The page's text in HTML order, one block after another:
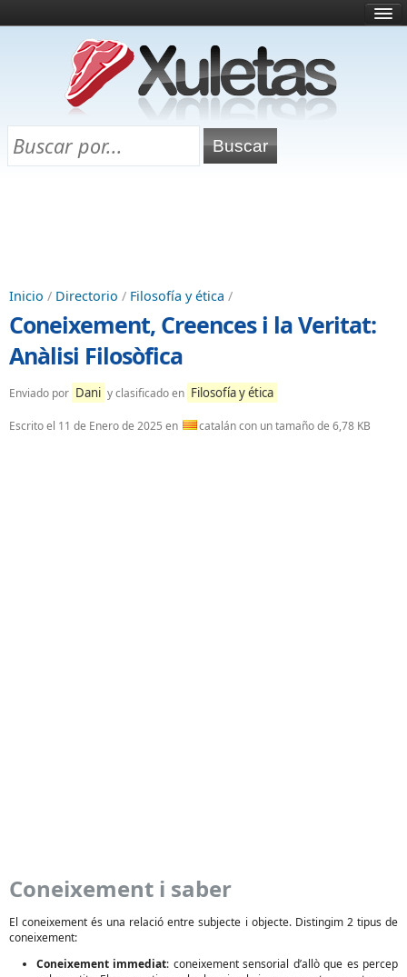
¿Qué es esto?
Directorio
Chuletas para exámenes
Inicio / Directorio / Filosofía y ética /
Coneixement, Creences i la Veritat:
Anàlisi Filosòfica
Enviado por Dani y clasificado en Filosofía y ética
Escrito el 11 de Enero de 2025 en catalán con un tamaño de 6,78 KB
Coneixement i saber
El coneixement és una relació entre subjecte i objecte. Distingim 2 tipus de
coneixement:
Coneixement immediat: coneixement sensorial d’allò que es percep